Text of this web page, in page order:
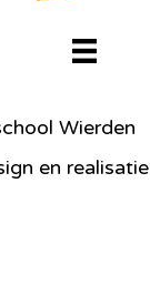
Wierden
en